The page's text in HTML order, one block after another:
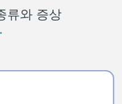
류와 증상